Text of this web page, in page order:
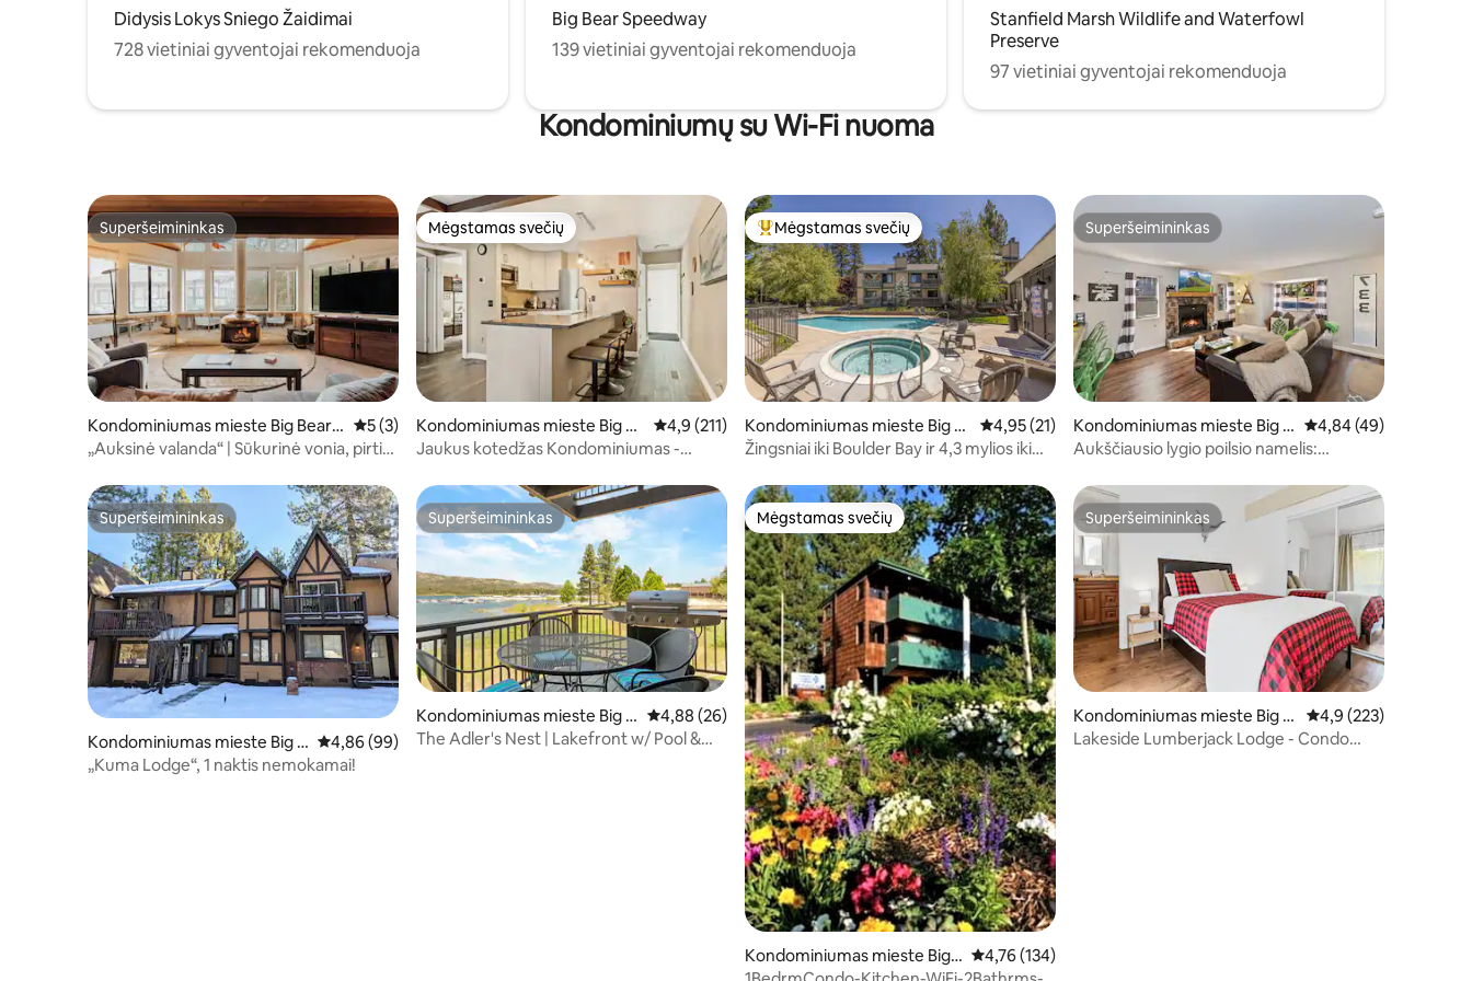
Didysis Lokys Sniego Žaidimai
728 vietiniai gyventojai rekomenduoja
Big Bear Speedway
139 vietiniai gyventojai rekomenduoja
Stanfield Marsh Wildlife and Waterfowl
Preserve
97 vietiniai gyventojai rekomenduoja
Kondominiumų su Wi-Fi nuoma
Superšeimininkas
Superšeimininkas
Kondominiumas mieste Big Bear L
ake
Vidutinis įvertinimas: 5 iš 5, atsiliepimų: 3
5 (3)
„Auksinė valanda“ | Sūkurinė vonia, pirtis,
Mėgstamas svečių
Mėgstamas svečių
Kondominiumas mieste Big Be
ar Lake
Vidutinis įvertinimas: 4,9 iš 5, atsiliepimų: 211
4,9 (211)
Jaukus kotedžas Kondominiumas -
Svečių mėgstamiausias
Mėgstamas svečių
Kondominiumas mieste Big B
ear Lake
Vidutinis įvertinimas: 4,95 iš 5, atsiliepimų: 21
4,95 (21)
Žingsniai iki Boulder Bay ir 4,3 mylios iki
Superšeimininkas
Superšeimininkas
Kondominiumas mieste Big B
ear Lake
Vidutinis įvertinimas:
4,84 (49)
Aukščiausio lygio poilsio namelis:
Superšeimininkas
Superšeimininkas
Kondominiumas mieste Big B
ear Lake
Vidutinis įvertinimas: 4,86 iš 5, atsiliepimų: 99
4,86 (99)
„Kuma Lodge“, 1 naktis nemokamai!
Superšeimininkas
Superšeimininkas
Kondominiumas mieste Big B
ear Lake
Vidutinis įvertinimas: 4,88 iš 5, atsiliepimų: 26
4,88 (26)
The Adler's Nest | Lakefront w/ Pool &
Mėgstamas svečių
Mėgstamas svečių
Kondominiumas mieste Big
Bear Lake
Vidutinis įvertinimas: 4,76 iš 5, atsiliepimų: 134
4,76 (134)
Superšeimininkas
Superšeimininkas
Kondominiumas mieste Big B
ear Lake
Vidutinis įvertinimas:
4,9 (223)
Lakeside Lumberjack Lodge - Condo